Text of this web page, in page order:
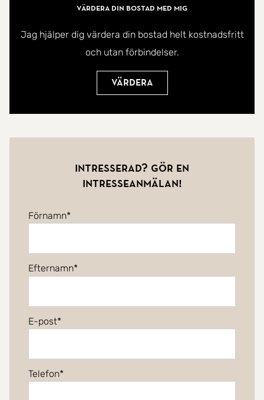
Värdera din bostad med mig
Jag hjälper dig värdera din bostad helt kostnadsfritt
och utan förbindelser.
Värdera
Intresserad? Gör en
intresseanmälan!
Förnamn
Efternamn
E-post
Telefon